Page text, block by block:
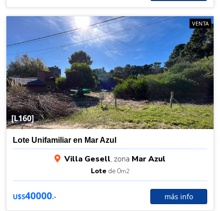
[L160]
VENTA
Lote Unifamiliar en Mar Azul
Villa Gesell, zona Mar Azul
Lote de 0m2
U$S40000.- más info